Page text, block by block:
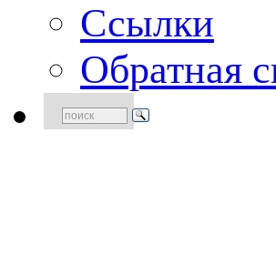
Ссылки
Обратная